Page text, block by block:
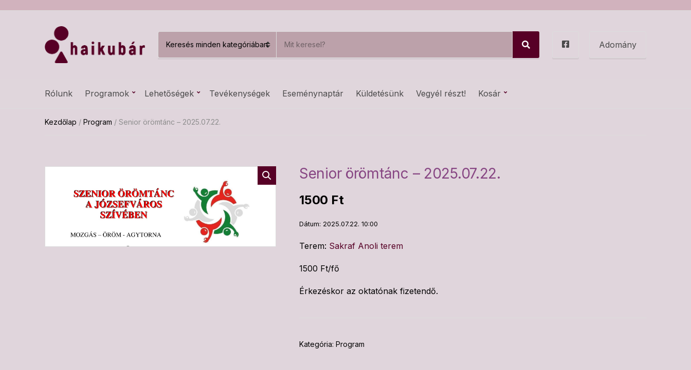
a
g
y
a
s
S
e
Adomány
Rólunk Programok Lehetőségek Tevékenységek Eseménynaptár Küldetésünk Vegyél részt! Kosár
Kezdőlap / Program / Senior örömtánc – 2025.07.22.
Senior örömtánc – 2025.07.22.
1500 Ft
Dátum: 2025.07.22. 10:00
Terem: Sakraf Anoli terem
1500 Ft/fő
Érkezéskor az oktatónak fizetendő.
Kategória: Program